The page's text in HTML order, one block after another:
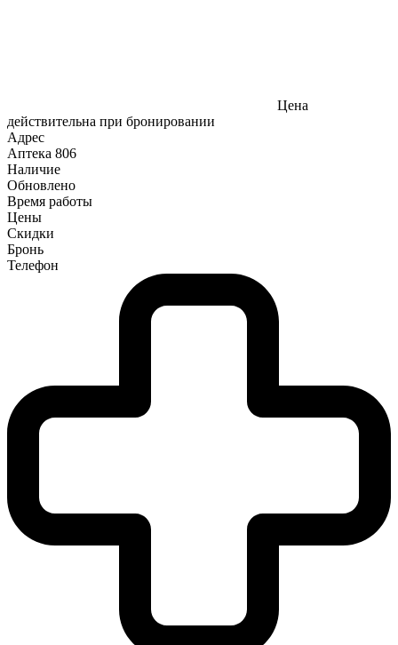
Цена
действительна при бронировании
Адрес
Аптека 806
Наличие
Обновлено
Время работы
Цены
Скидки
Бронь
Телефон